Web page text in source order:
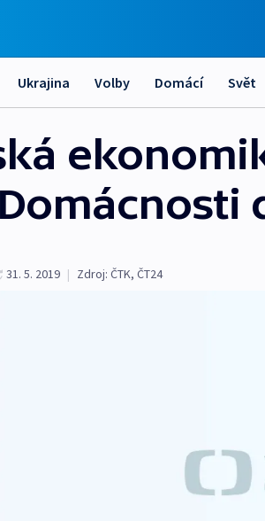
Ukrajina Volby Domácí Svět
31. 5. 2019 | Zdroj: ČTK, ČT24